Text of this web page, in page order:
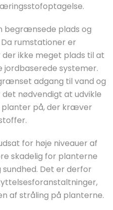
begrænsede plads og
rumstationer er
ikke meget plads til at
systemer.
adgang til vand og
nødvendigt at udvikle
planter på, der kræver
for høje niveauer af
skadelig for planterne
Det er derfor
af stråling på planterne.